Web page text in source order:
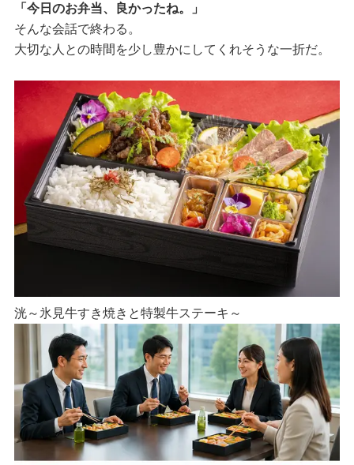
「今日のお弁当、良かったね。」
そんな会話で終わる。
大切な人との時間を少し豊かにしてくれそうな一折だ。
洸～氷見牛すき焼きと特製牛ステーキ～